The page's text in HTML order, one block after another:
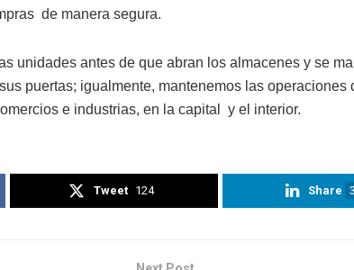
de manera segura.
unidades antes de que abran los almacenes y se
puertas; igualmente, mantenemos las
e industrias, en la capital y el interior.
Tweet 124 Share